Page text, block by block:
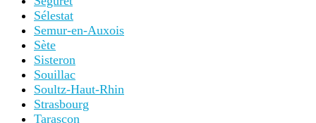
Sélestat
Semur-en-Auxois
Sète
Sisteron
Souillac
Soultz-Haut-Rhin
Strasbourg
Tarascon